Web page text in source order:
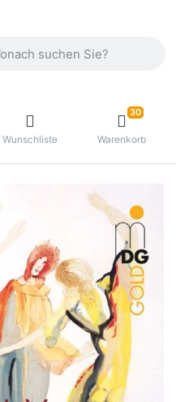
Wunschliste
30
Warenkorb